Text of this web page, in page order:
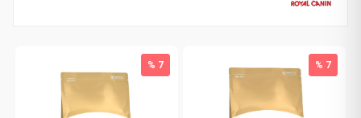
% 7 % 7